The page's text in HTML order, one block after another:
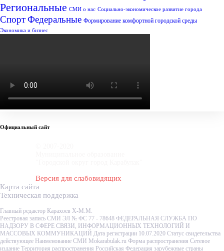
Региональные СМИ о нас Социально-экономическое развитие города
СпортФедеральные Формирование комфортной городской среды
Экономика и бизнес
Официальный сайт
Версия для слабовидящих
Карта сайта
Техническая поддержка
Главный редактор Карахоев Х-М.М.
Реестровая запись СМИ ЭЛ № ФС 77 - 78648 ФЕДЕРАЛЬНАЯ СЛУЖБА ПО
НАДЗОРУ В СФЕРЕ СВЯЗИ, ИНФОРМАЦИОННЫХ ТЕХНОЛОГИЙ И
МАССОВЫХ КОММУНИКАЦИЙ Дата регистрации 10.07.2020 Статус свидетельства
действующее Наименование СМИ Mokarabulak.ru Форма распространения Сетевое
издание Территория распространения Российская Федерация зарубежные страны